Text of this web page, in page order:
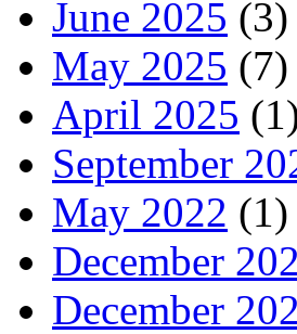
June 2025 (3)
May 2025 (7)
April 2025
September
May 2022 (1)
December
December